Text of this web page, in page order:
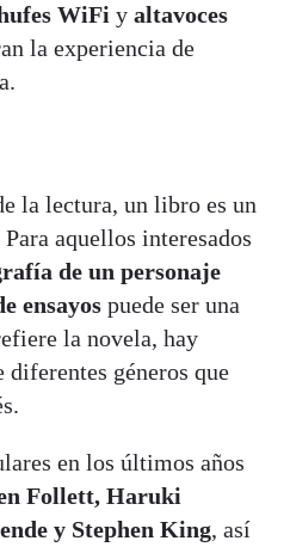
WiFi y altavoces
la experiencia de
la lectura, un libro es un
aquellos interesados
de un personaje
ensayos puede ser una
la novela, hay
diferentes géneros que
en los últimos años
Follett, Haruki
y Stephen King, así